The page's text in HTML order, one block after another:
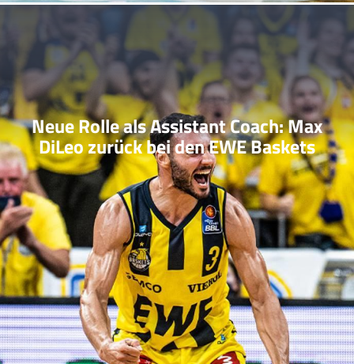
Neue Rolle als Assistant Coach: Max
DiLeo zurück bei den EWE Baskets